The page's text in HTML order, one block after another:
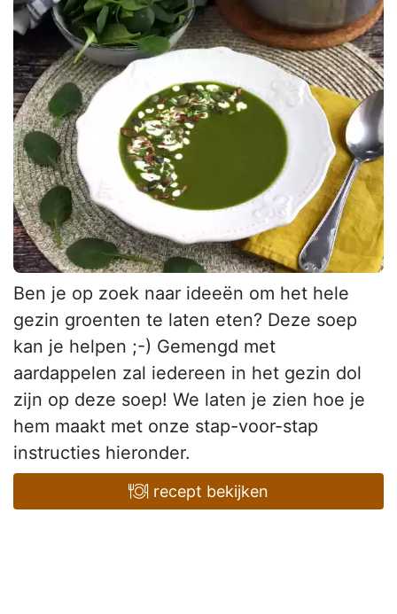
Ben je op zoek naar ideeën om het hele
gezin groenten te laten eten? Deze soep
kan je helpen ;-) Gemengd met
aardappelen zal iedereen in het gezin dol
zijn op deze soep! We laten je zien hoe je
hem maakt met onze stap-voor-stap
instructies hieronder.
recept bekijken